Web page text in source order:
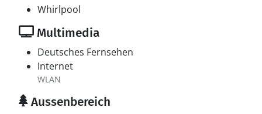
Whirlpool
Multimedia
Deutsches Fernsehen
Internet
WLAN
Aussenbereich